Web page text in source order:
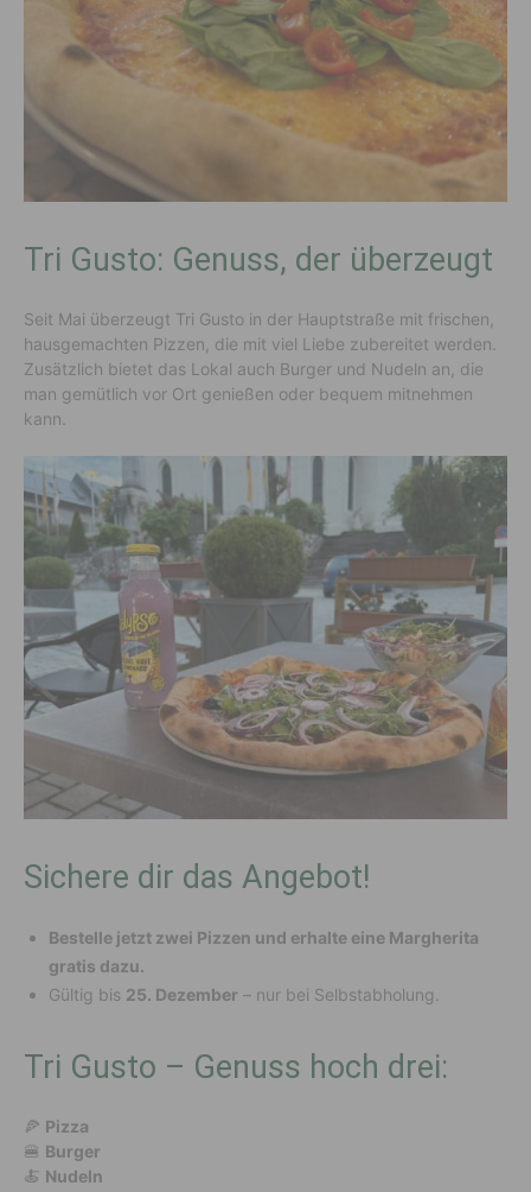
Tri Gusto: Genuss, der überzeugt
Seit Mai überzeugt Tri Gusto in der Hauptstraße mit frischen,
hausgemachten Pizzen, die mit viel Liebe zubereitet werden.
Zusätzlich bietet das Lokal auch Burger und Nudeln an, die
man gemütlich vor Ort genießen oder bequem mitnehmen
kann.
Sichere dir das Angebot!
Bestelle jetzt zwei Pizzen und erhalte eine Margherita
gratis dazu.
Gültig bis 25. Dezember – nur bei Selbstabholung.
Tri Gusto – Genuss hoch drei:
🍕 Pizza
🍔 Burger
🍝 Nudeln